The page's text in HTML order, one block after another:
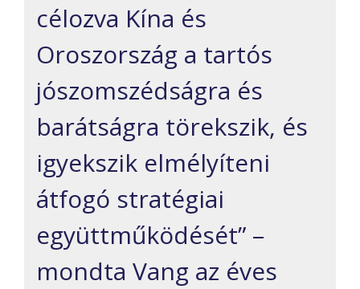
célozva Kína és
Oroszország a tartós
jószomszédságra és
barátságra törekszik, és
igyekszik elmélyíteni
átfogó stratégiai
együttműködését” –
mondta Vang az éves